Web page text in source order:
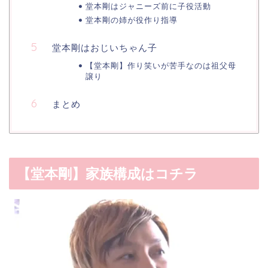
堂本剛はジャニーズ前に子役活動
堂本剛の姉が役作り指導
堂本剛はおじいちゃん子
【堂本剛】作り笑いが苦手なのは祖父母
譲り
まとめ
【堂本剛】家族構成はコチラ